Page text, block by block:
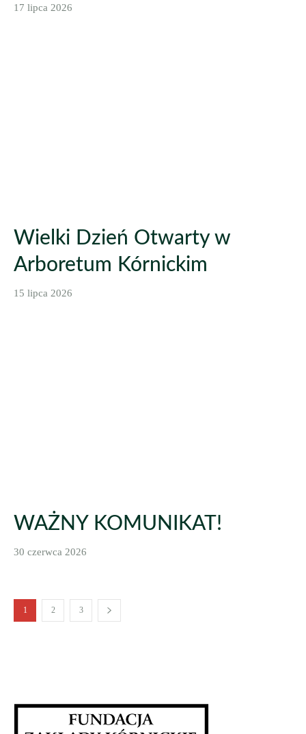
17 lipca 2026
Wielki Dzień Otwarty w
Arboretum Kórnickim
15 lipca 2026
WAŻNY KOMUNIKAT!
30 czerwca 2026
1 2 3